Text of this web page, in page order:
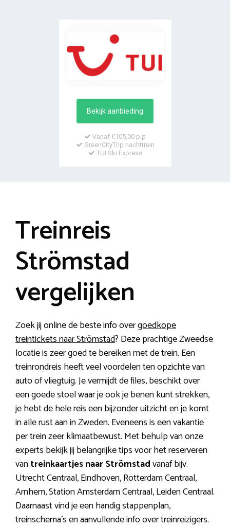
Bekijk aanbieding
Vanaf €105,00 p.p
GreenCityTrip nachttrein
TUI Ski Express
Treinreis
Strömstad
vergelijken
Zoek jij online de beste info overgoedkope
treintickets naar Strömstad? Deze prachtige Zweedse
locatie is zeer goed te bereiken met de trein. Een
treinrondreis heeft veel voordelen ten opzichte van
auto of vliegtuig. Je vermijdt de files, beschikt over
een goede stoel waar je ook je benen kunt strekken,
je hebt de hele reis een bijzonder uitzicht en je komt
in alle rust aan in Zweden. Eveneens is een vakantie
per trein zeer klimaatbewust. Met behulp van onze
experts bekijk jij belangrijke tips voor het reserveren
vantreinkaartjes naar Strömstadvanaf bijv.
Utrecht Centraal, Eindhoven, Rotterdam Centraal,
Arnhem, Station Amsterdam Centraal, Leiden Centraal.
Daarnaast vind je een handig stappenplan,
treinschema’s en aanvullende info over treinreizigers.